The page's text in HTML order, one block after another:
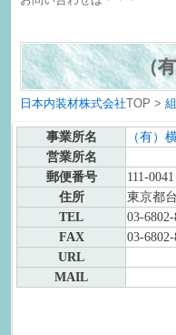
（
日本内装材株式会社TOP >
事業所名
（有）
営業所名
郵便番号
111-0041
住所
東京都
TEL
03-
FAX
03-
URL
MAIL